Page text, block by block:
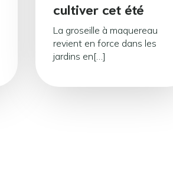
cultiver cet été
La groseille à maquereau
revient en force dans les
jardins en[…]